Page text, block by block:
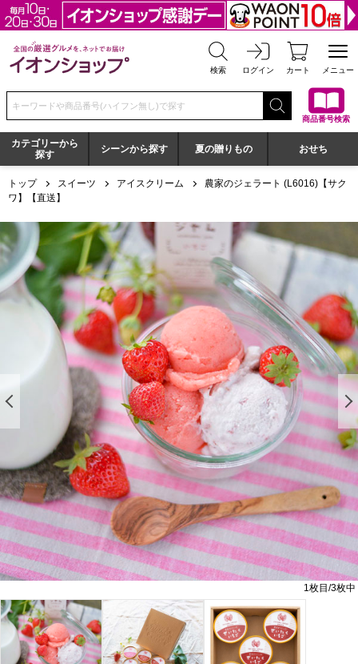
全国の厳選グルメを、ネットでお届け イオンショップ
検索 ログイン カート メニュー
検索キーワードまたは商品番号を入力してください
商品番号検索
カテゴリーから
探す
シーンから探す 夏の贈りもの おせち
トップ スイーツ アイスクリーム
農家のジェラート (L6016)【サク
ワ】【直送】
農家のジェラート (L6016)【サクワ】【直送】
前の画像を表示する
1枚目/3枚中